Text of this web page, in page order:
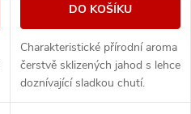
DO KOŠÍKU
Charakteristické přírodní aroma
čerstvě sklizených jahod s lehce
doznívající sladkou chutí.